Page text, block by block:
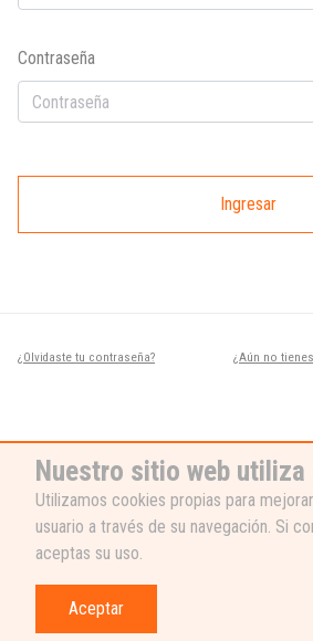
Contraseña
Ingresar
¿Olvidaste tu contraseña? ¿Aún no
Nuestro sitio web
Utilizamos cookies propias para
usuario a través de su navegación. Si
aceptas su uso.
Aceptar
¿NECESITAS AYUDA?
Nuestro equipo de soporte está listo